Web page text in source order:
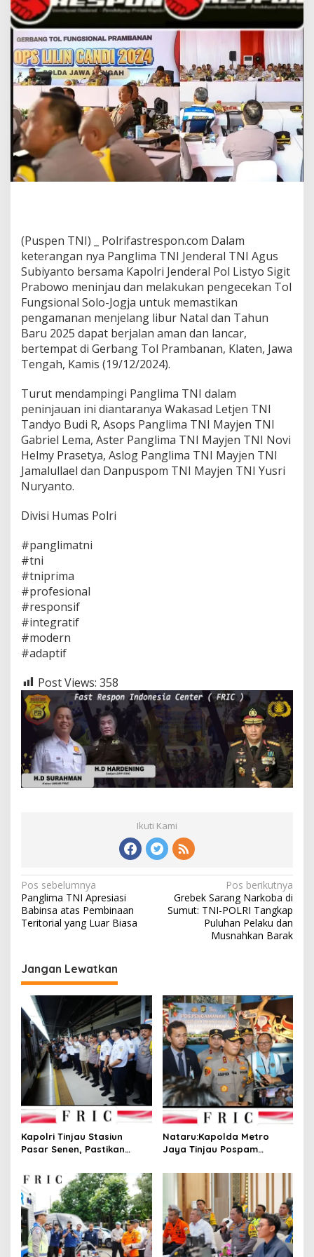
(Puspen TNI) _ Polrifastrespon.com Dalam
keterangan nya Panglima TNI Jenderal TNI Agus
Subiyanto bersama Kapolri Jenderal Pol Listyo Sigit
Prabowo meninjau dan melakukan pengecekan Tol
Fungsional Solo-Jogja untuk memastikan
pengamanan menjelang libur Natal dan Tahun
Baru 2025 dapat berjalan aman dan lancar,
bertempat di Gerbang Tol Prambanan, Klaten, Jawa
Tengah, Kamis (19/12/2024).
Turut mendampingi Panglima TNI dalam
peninjauan ini diantaranya Wakasad Letjen TNI
Tandyo Budi R, Asops Panglima TNI Mayjen TNI
Gabriel Lema, Aster Panglima TNI Mayjen TNI Novi
Helmy Prasetya, Aslog Panglima TNI Mayjen TNI
Jamalullael dan Danpuspom TNI Mayjen TNI Yusri
Nuryanto.
Divisi Humas Polri
#panglimatni
#tni
#tniprima
#profesional
#responsif
#integratif
#modern
#adaptif
Post Views: 358
Ikuti Kami
Navigasi
pos
Pos sebelumnya
Panglima TNI Apresiasi
Babinsa atas Pembinaan
Teritorial yang Luar Biasa
Pos berikutnya
Grebek Sarang Narkoba di
Sumut: TNI-POLRI Tangkap
Puluhan Pelaku dan
Musnahkan Barak
Jangan Lewatkan
Kapolri Tinjau Stasiun
Pasar Senen, Pastikan
Pelayanan Nataru 2025
Nataru:Kapolda Metro
Jaya Tinjau Pospam
Bandara Soekarno-Hatta